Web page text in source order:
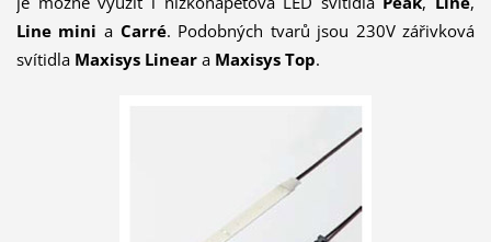
Line mini a Carré. Podobných tvarů jsou 230V zářivková
svítidla Maxisys Lineara Maxisys Top.